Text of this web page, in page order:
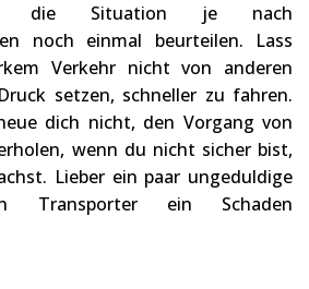
die Situation je nach
noch einmal beurteilen. Lass
Verkehr nicht von anderen
setzen, schneller zu fahren.
dich nicht, den Vorgang von
wenn du nicht sicher bist,
Lieber ein paar ungeduldige
Transporter ein Schaden